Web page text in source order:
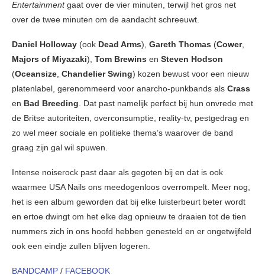
Entertainmentgaat over de vier minuten, terwijl het gros net
over de twee minuten om de aandacht schreeuwt.
Daniel Holloway (ook Dead Arms), Gareth Thomas (Cower,
Majors of Miyazaki), Tom Brewins en Steven Hodson
(Oceansize, Chandelier Swing) kozen bewust voor een nieuw
platenlabel, gerenommeerd voor anarcho-punkbands als Crass
en Bad Breeding. Dat past namelijk perfect bij hun onvrede met
de Britse autoriteiten, overconsumptie, reality-tv, pestgedrag en
zo wel meer sociale en politieke thema’s waarover de band
graag zijn gal wil spuwen.
Intense noiserock past daar als gegoten bij en dat is ook
waarmee USA Nails ons meedogenloos overrompelt. Meer nog,
het is een album geworden dat bij elke luisterbeurt beter wordt
en ertoe dwingt om het elke dag opnieuw te draaien tot de tien
nummers zich in ons hoofd hebben genesteld en er ongetwijfeld
ook een eindje zullen blijven logeren.
BANDCAMP / FACEBOOK